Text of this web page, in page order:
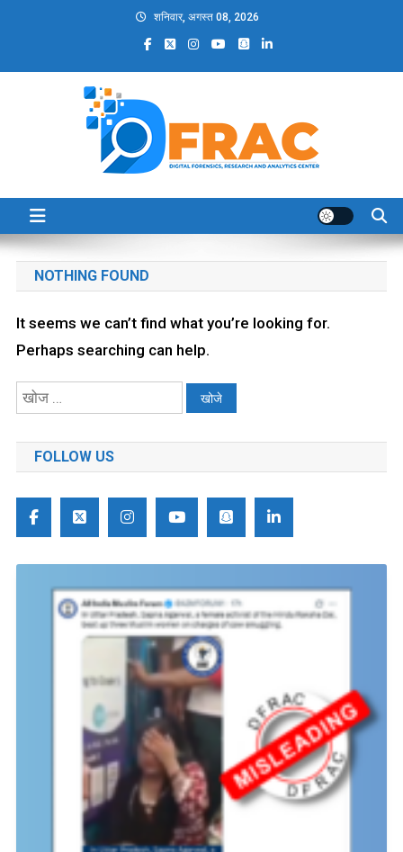
शनिवार, अगस्त 08, 2026
DFRAC_ORG
NOTHING FOUND
It seems we can’t find what you’re looking for.
Perhaps searching can help.
निम्न
खोजें:FOLLOW US